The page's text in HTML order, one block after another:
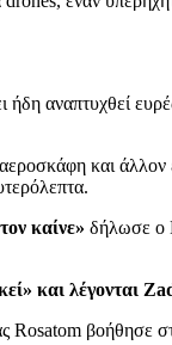
ήδη αναπτυχθεί
και
καίνε» δήλωσε ο
και λέγονται
Rosatom βοήθησε